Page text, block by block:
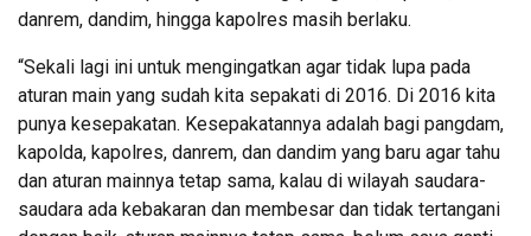
danrem, dandim, hingga kapolres masih berlaku.
“Sekali lagi ini untuk mengingatkan agar tidak lupa pada
aturan main yang sudah kita sepakati di 2016. Di 2016 kita
punya kesepakatan. Kesepakatannya adalah bagi pangdam,
kapolda, kapolres, danrem, dan dandim yang baru agar tahu
dan aturan mainnya tetap sama, kalau di wilayah saudara-
saudara ada kebakaran dan membesar dan tidak tertangani